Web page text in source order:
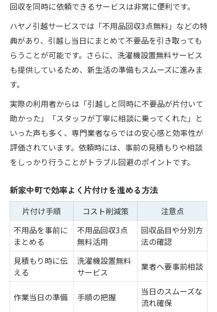
回収を同時に依頼できるサービスは非常に便利です。
ハヤノ引越サービスでは「不用品回収3点無料」などの特
典があり、引越し当日にまとめて不要品を引き取っても
らうことが可能です。さらに、洗濯機設置無料サービス
も提供しているため、新生活の準備もスムーズに進みま
す。
実際の利用者からは「引越しと同時に不要品が片付いて
助かった」「スタッフが丁寧に相談に乗ってくれた」と
いった声も多く、専門業者ならではの安心感と効率性が
評価されています。依頼時には、事前の見積もりや相談
をしっかり行うことがトラブル回避のポイントです。
新家中町で効率よく片付けを進める方法
片付け手順 コスト削減策
注意点
不用品を事前に
まとめる
不用品回収3点
無料活用
回収品目や分別方
法の確認
見積もり時に伝
える
洗濯機設置無料
サービス
業者へ要事前相談
作業当日の準備 手順の把握
当日のスムーズな
流れ確保